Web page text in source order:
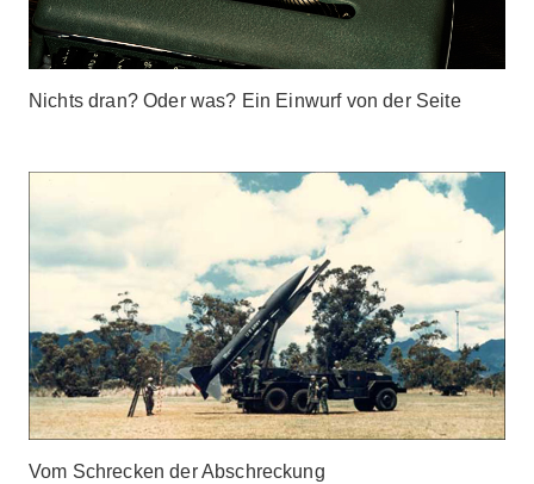
Nichts dran? Oder was? Ein Einwurf von der Seite
Vom Schrecken der Abschreckung